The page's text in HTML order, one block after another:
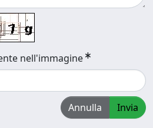
nell'immagine
Annulla Invia